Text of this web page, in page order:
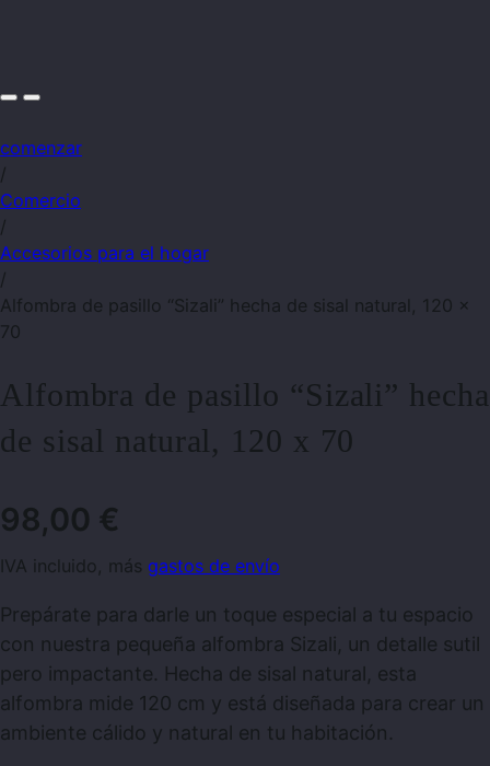
comenzar
/
Comercio
/
Accesorios para el hogar
/
Alfombra de pasillo “Sizali” hecha de sisal natural, 120 x
70
Alfombra de pasillo “Sizali” hecha
de sisal natural, 120 x 70
98,00 €
IVA incluido, más gastos de envío
Prepárate para darle un toque especial a tu espacio
con nuestra pequeña alfombra Sizali, un detalle sutil
pero impactante. Hecha de sisal natural, esta
alfombra mide 120 cm y está diseñada para crear un
ambiente cálido y natural en tu habitación.